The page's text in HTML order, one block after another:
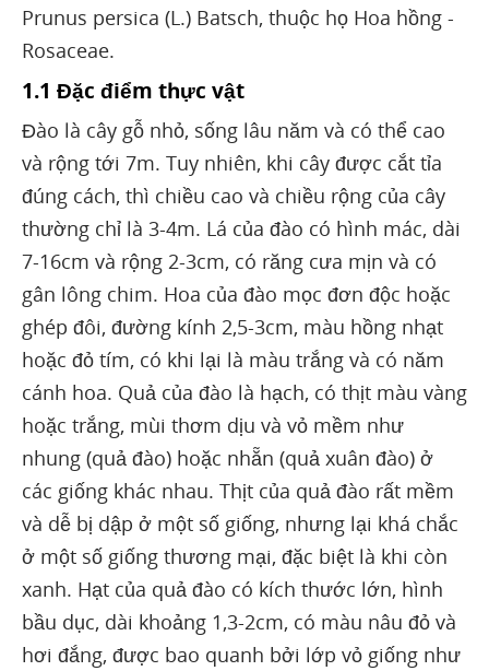
Prunus persica (L.) Batsch, thuộc họ Hoa hồng -
Rosaceae.
1.1 Đặc điểm thực vật
Đào là cây gỗ nhỏ, sống lâu năm và có thể cao
và rộng tới 7m. Tuy nhiên, khi cây được cắt tỉa
đúng cách, thì chiều cao và chiều rộng của cây
thường chỉ là 3-4m. Lá của đào có hình mác, dài
7-16cm và rộng 2-3cm, có răng cưa mịn và có
gân lông chim. Hoa của đào mọc đơn độc hoặc
ghép đôi, đường kính 2,5-3cm, màu hồng nhạt
hoặc đỏ tím, có khi lại là màu trắng và có năm
cánh hoa. Quả của đào là hạch, có thịt màu vàng
hoặc trắng, mùi thơm dịu và vỏ mềm như
nhung (quả đào) hoặc nhẵn (quả xuân đào) ở
các giống khác nhau. Thịt của quả đào rất mềm
và dễ bị dập ở một số giống, nhưng lại khá chắc
ở một số giống thương mại, đặc biệt là khi còn
xanh. Hạt của quả đào có kích thước lớn, hình
bầu dục, dài khoảng 1,3-2cm, có màu nâu đỏ và
hơi đắng, được bao quanh bởi lớp vỏ giống như